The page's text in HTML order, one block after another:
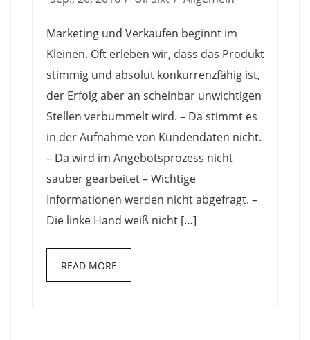
einer
Hand
Marketing und Verkaufen beginnt im
Kleinen. Oft erleben wir, dass das Produkt
stimmig und absolut konkurrenzfähig ist,
der Erfolg aber an scheinbar unwichtigen
Stellen verbummelt wird. – Da stimmt es
in der Aufnahme von Kundendaten nicht.
– Da wird im Angebotsprozess nicht
sauber gearbeitet – Wichtige
Informationen werden nicht abgefragt. –
Die linke Hand weiß nicht […]
READ MORE